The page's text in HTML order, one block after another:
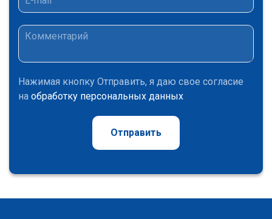
Нажимая кнопку Отправить, я даю свое согласие
на обработку персональных данных
Отправить